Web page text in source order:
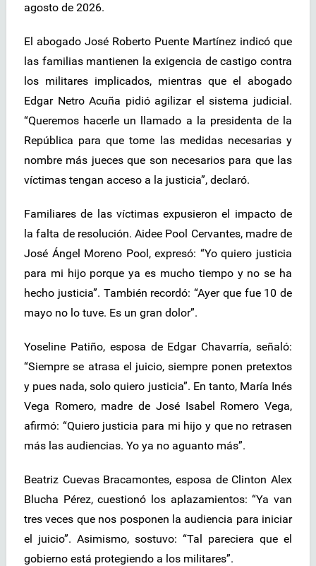
agosto de 2026.
El abogado José Roberto Puente Martínez indicó que
las familias mantienen la exigencia de castigo contra
los militares implicados, mientras que el abogado
Edgar Netro Acuña pidió agilizar el sistema judicial.
“Queremos hacerle un llamado a la presidenta de la
República para que tome las medidas necesarias y
nombre más jueces que son necesarios para que las
víctimas tengan acceso a la justicia”, declaró.
Familiares de las víctimas expusieron el impacto de
la falta de resolución. Aidee Pool Cervantes, madre de
José Ángel Moreno Pool, expresó: “Yo quiero justicia
para mi hijo porque ya es mucho tiempo y no se ha
hecho justicia”. También recordó: “Ayer que fue 10 de
mayo no lo tuve. Es un gran dolor”.
Yoseline Patiño, esposa de Edgar Chavarría, señaló:
“Siempre se atrasa el juicio, siempre ponen pretextos
y pues nada, solo quiero justicia”. En tanto, María Inés
Vega Romero, madre de José Isabel Romero Vega,
afirmó: “Quiero justicia para mi hijo y que no retrasen
más las audiencias. Yo ya no aguanto más”.
Beatriz Cuevas Bracamontes, esposa de Clinton Alex
Blucha Pérez, cuestionó los aplazamientos: “Ya van
tres veces que nos posponen la audiencia para iniciar
el juicio”. Asimismo, sostuvo: “Tal pareciera que el
gobierno está protegiendo a los militares”.